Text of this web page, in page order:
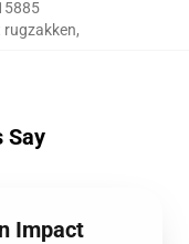
rugzakken,
Say
Impact